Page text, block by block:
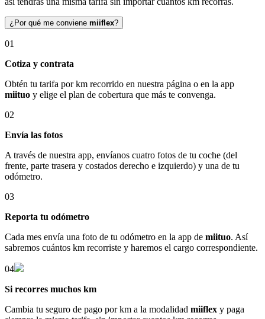
¿Por qué me conviene miiflex?
01
Cotiza y contrata
Obtén tu tarifa por km recorrido en nuestra página o en la app
miituo y elige el plan de cobertura que más te convenga.
02
Envía las fotos
A través de nuestra app, envíanos cuatro fotos de tu coche (del
frente, parte trasera y costados derecho e izquierdo) y una de tu
odómetro.
03
Reporta tu odómetro
Cada mes envía una foto de tu odómetro en la app de miituo. Así
sabremos cuántos km recorriste y haremos el cargo correspondiente.
04
Si recorres muchos km
Cambia tu seguro de pago por km a la modalidad miiflex y paga